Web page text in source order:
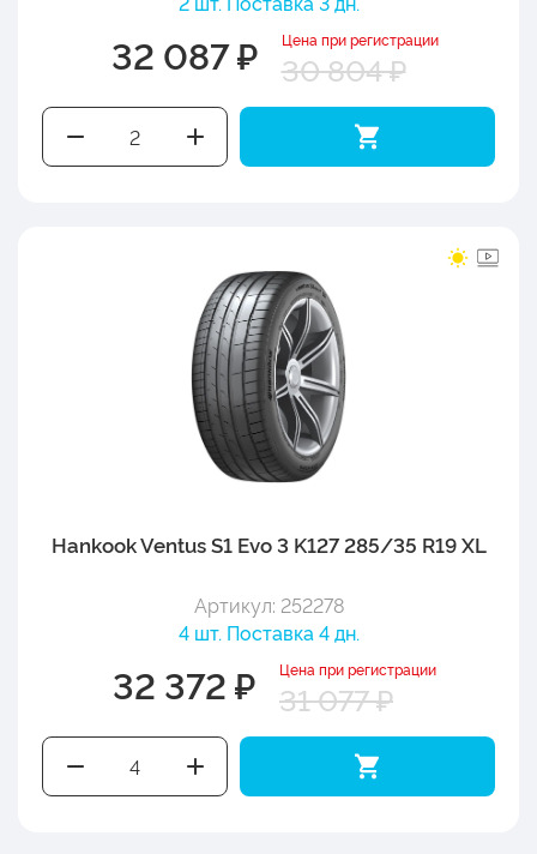
32 087 ₽ Цена при регистрации
30 804 ₽
Hankook Ventus S1 Evo 3 K127 285/35 R19 XL
Артикул: 252278
4 шт. Поставка 4 дн.
32 372 ₽ Цена при регистрации
31 077 ₽